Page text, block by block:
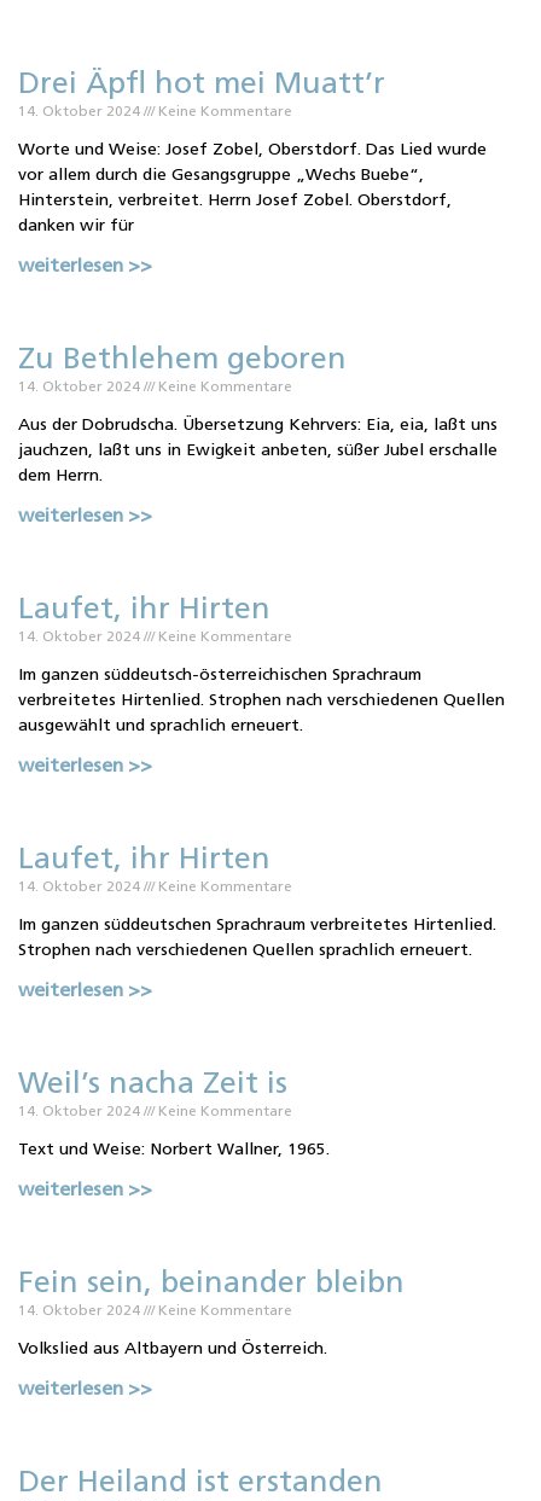
Drei Äpfl hot mei Muatt’r
14. Oktober 2024 Keine Kommentare
Worte und Weise: Josef Zobel, Oberstdorf. Das Lied wurde
vor allem durch die Gesangsgruppe „Wechs Buebe“,
Hinterstein, verbreitet. Herrn Josef Zobel. Oberstdorf,
danken wir für
weiterlesen >>
Zu Bethlehem geboren
14. Oktober 2024 Keine Kommentare
Aus der Dobrudscha. Übersetzung Kehrvers: Eia, eia, laßt uns
jauchzen, laßt uns in Ewigkeit anbeten, süßer Jubel erschalle
dem Herrn.
weiterlesen >>
Laufet, ihr Hirten
14. Oktober 2024 Keine Kommentare
Im ganzen süddeutsch-österreichischen Sprachraum
verbreitetes Hirtenlied. Strophen nach verschiedenen Quellen
ausgewählt und sprachlich erneuert.
weiterlesen >>
Laufet, ihr Hirten
14. Oktober 2024 Keine Kommentare
Im ganzen süddeutschen Sprachraum verbreitetes Hirtenlied.
Strophen nach verschiedenen Quellen sprachlich erneuert.
weiterlesen >>
Weil’s nacha Zeit is
14. Oktober 2024 Keine Kommentare
Text und Weise: Norbert Wallner, 1965.
weiterlesen >>
Fein sein, beinander bleibn
14. Oktober 2024 Keine Kommentare
Volkslied aus Altbayern und Österreich.
weiterlesen >>
Der Heiland ist erstanden